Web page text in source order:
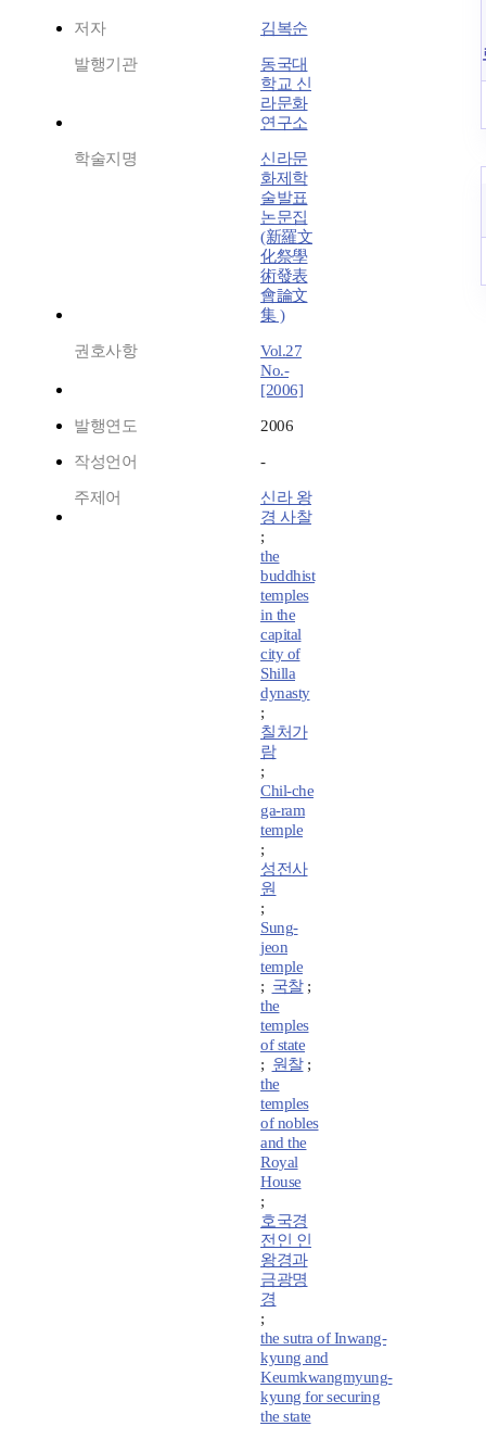
저자 김복순
발행기관
동국대
학교 신
라문화
연구소
학술지명
신라문
화제학
술발표
논문집
(新羅文
化祭學
術發表
會論文
集 )
권호사항
Vol.27
No.-
[2006]
발행연도 2006
작성언어 -
주제어
신라 왕
경 사찰
;
the
buddhist
temples
in the
capital
city of
Shilla
dynasty
;
칠처가
람
;
Chil-che
ga-ram
temple
;
성전사
원
;
Sung-
jeon
temple
; 국찰;
the
temples
of state
; 원찰;
the
temples
of nobles
and the
Royal
House
;
호국경
전인 인
왕경과
금광명
경
;
the sutra of Inwang-
kyung and
Keumkwangmyung-
kyung for securing
the state